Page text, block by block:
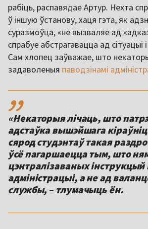
рабіць, распавядае Артур. Нехта
ў іншую ўстанову, хаця гэта, як
суразмоўца, «не вызваляе ад
спрабуе абстрагавацца ад
Сам хлопец заўважае, што
задаволеныя паводзінамі
,,
«Некаторыя лічаць, што
адстаўка вышэйшага
сярод студэнтаў такая
ўсё пагаршаецца тым, што
цэнтралізаваных інструкцый
адміністрацыі, а не ад
службы, – тлумачыць ён.